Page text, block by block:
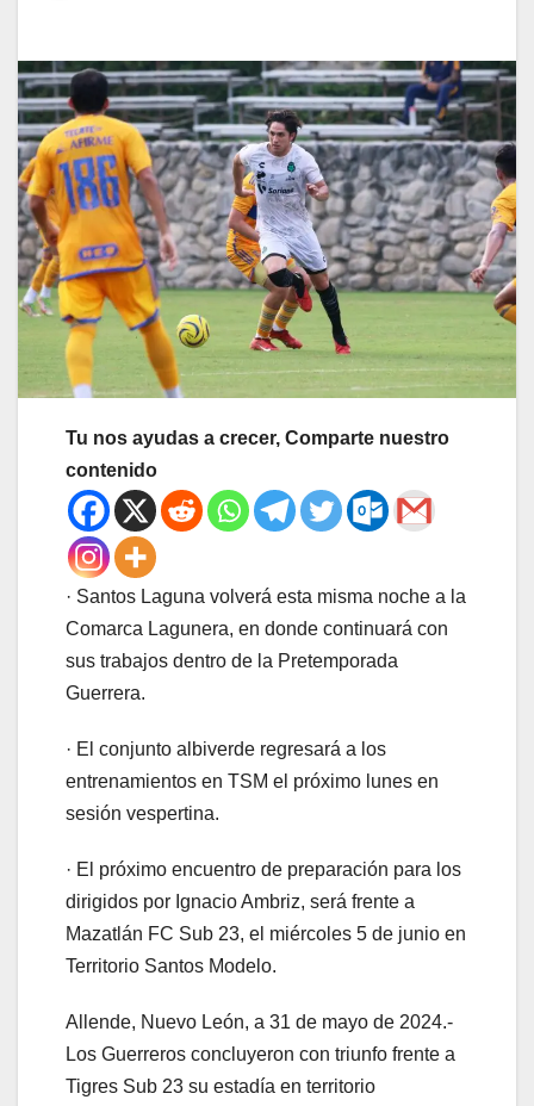
Tu nos ayudas a crecer, Comparte nuestro
contenido
· Santos Laguna volverá esta misma noche a la
Comarca Lagunera, en donde continuará con
sus trabajos dentro de la Pretemporada
Guerrera.
· El conjunto albiverde regresará a los
entrenamientos en TSM el próximo lunes en
sesión vespertina.
· El próximo encuentro de preparación para los
dirigidos por Ignacio Ambriz, será frente a
Mazatlán FC Sub 23, el miércoles 5 de junio en
Territorio Santos Modelo.
Allende, Nuevo León, a 31 de mayo de 2024.-
Los Guerreros concluyeron con triunfo frente a
Tigres Sub 23 su estadía en territorio